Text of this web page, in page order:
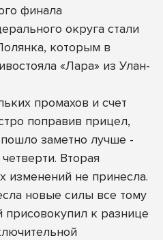
финала
округа стали
которым в
«Лара» из Улан-
промахов и счет
поправив прицел,
заметно лучше -
Вторая
изменений не принесла.
новые силы все тому
к разнице